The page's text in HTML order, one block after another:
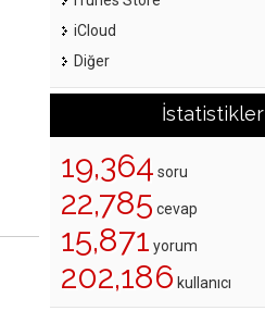
iCloud
Diğer
İstatistikler
19,364 soru
22,785 cevap
15,871 yorum
202,186 kullanıcı